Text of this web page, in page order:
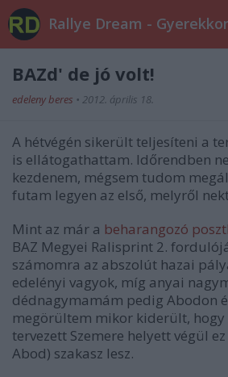
BAZd' de jó volt!
edeleny beres • 2012. április 18.
A hétvégén sikerült teljesíteni a
is ellátogathattam. Időrendben
kezdenem, mégsem tudom
futam legyen az első, melyről
Mint az már a beharangozó
BAZ Megyei Ralisprint 2.
számomra az abszolút hazai
edelényi vagyok, míg anyai
dédnagymamám pedig Abodon
megörültem mikor kiderült, hogy
tervezett Szemere helyett végül
Abod) szakasz lesz.